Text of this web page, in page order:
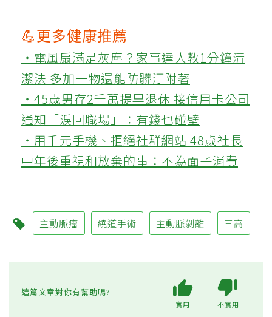
💪更多健康推薦
‧電風扇滿是灰塵？家事達人教1分鐘清
潔法 多加一物還能防髒汙附著
‧45歲男存2千萬提早退休 接信用卡公司
通知「淚回職場」：有錢也碰壁
‧用千元手機、拒絕社群網站 48歲社長
中年後重視和放棄的事：不為面子消費
主動脈瘤 繞道手術 主動脈剝離 三高
這篇文章對你有幫助嗎?
實用 不實用